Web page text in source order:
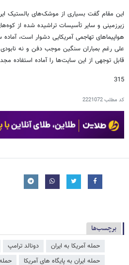
این مقام گفت بسیاری از موشک‌های بالستیک
زیرزمینی و سایر تأسیسات تراشیده شده از
هواپیماهای تهاجمی آمریکایی دشوار است،
علی رغم بمباران سنگین موجب دفن و نه نابودی
قابل توجهی از این سایت‌ها را آماده استفاده
315
کد مطلب2221072
برچسب‌ها
حمله آمریکا به ایران دونالد ترامپ
حمله ایران به پایگاه های آمریکا